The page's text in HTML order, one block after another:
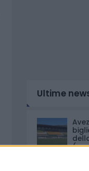
Ultime
(e